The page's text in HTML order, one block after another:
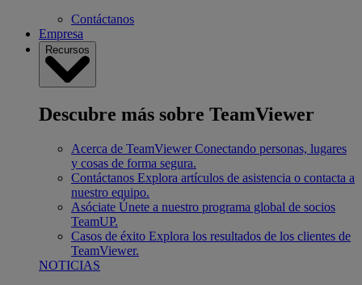
Contáctanos
Empresa
Recursos
Descubre más sobre TeamViewer
Acerca de TeamViewer Conectando personas, lugares
y cosas de forma segura.
Contáctanos Explora artículos de asistencia o contacta a
nuestro equipo.
Asóciate Únete a nuestro programa global de socios
TeamUP.
Casos de éxito Explora los resultados de los clientes de
TeamViewer.
NOTICIAS